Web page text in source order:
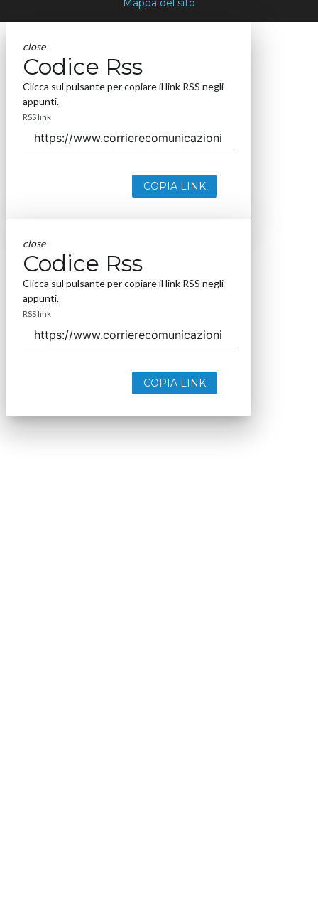
close
Codice Rss
Clicca sul pulsante per copiare il link RSS negli
appunti.
RSS link
COPIA LINK
close
Codice Rss
Clicca sul pulsante per copiare il link RSS negli
appunti.
RSS link
COPIA LINK